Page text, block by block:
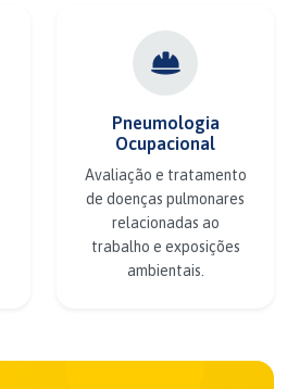
Pneumologia
Ocupacional
Avaliação e tratamento
de doenças pulmonares
relacionadas ao
trabalho e exposições
ambientais.